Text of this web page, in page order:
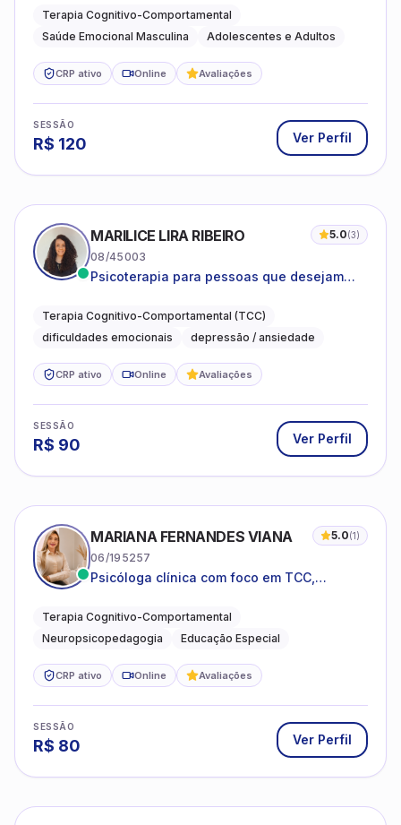
emocional
Terapia Cognitivo-Comportamental
Saúde Emocional Masculina
Adolescentes e Adultos
CRP ativo Online Avaliações
SESSÃO
R$ 120 Ver Perfil
MARILICE LIRA RIBEIRO 5.0(3)
08/45003
Psicoterapia para pessoas que desejam
dificuldades do dia a dia
Terapia Cognitivo-Comportamental (TCC)
dificuldades emocionais
depressão / ansiedade
CRP ativo Online Avaliações
SESSÃO
R$ 90 Ver Perfil
MARIANA FERNANDES VIANA 5.0(1)
06/195257
Psicóloga clínica com foco em TCC,
do neurodesenvolvimento.
Terapia Cognitivo-Comportamental
Neuropsicopedagogia
Educação Especial
CRP ativo Online Avaliações
SESSÃO
R$ 80 Ver Perfil